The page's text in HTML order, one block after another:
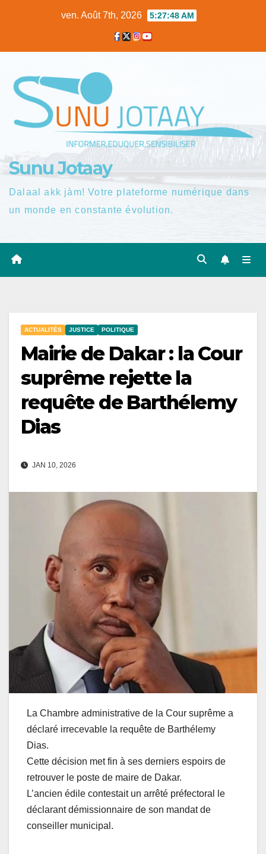
ven. Août 7th, 2026 5:27:49 AM
Sunu Jotaay
Dalaal akk jàm! Votre plateforme numérique dans
un monde en constante évolution.
ACTUALITÉS JUSTICE POLITIQUE
Mairie de Dakar : la Cour
suprême rejette la
requête de Barthélemy
Dias
JAN 10, 2026
La Chambre administrative de la Cour suprême a
déclaré irrecevable la requête de Barthélemy
Dias.
Cette décision met fin à ses derniers espoirs de
retrouver le poste de maire de Dakar.
L’ancien édile contestait un arrêté préfectoral le
déclarant démissionnaire de son mandat de
conseiller municipal.